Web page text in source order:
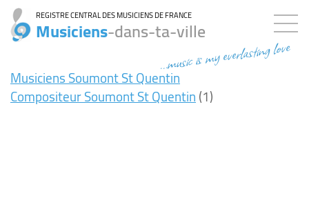
REGISTRE CENTRAL DES MUSICIENS DE FRANCE
Musiciens-dans-ta-ville
...music is my everlasting love
Musiciens Soumont St Quentin
Compositeur Soumont St Quentin(1)